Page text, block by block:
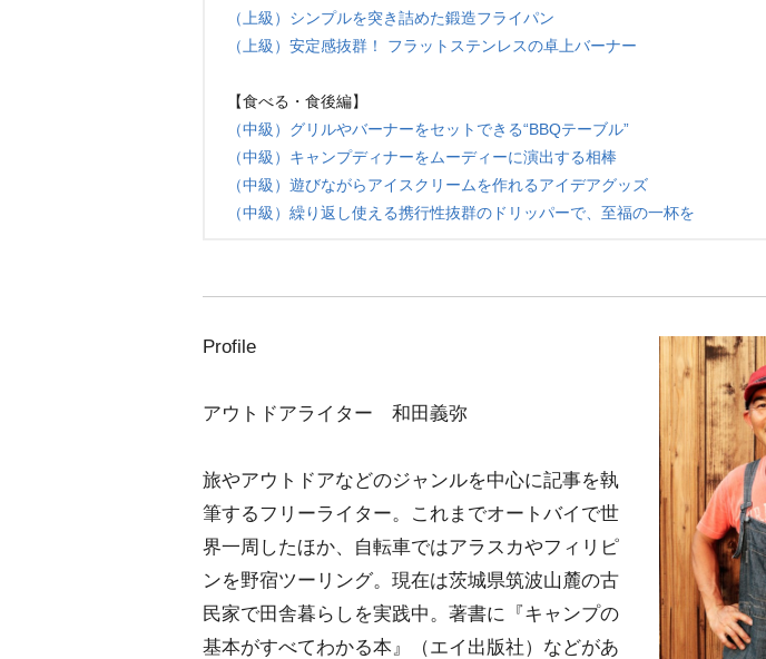
（上級）シンプルを突き詰めた鍛造フライパン
（上級）安定感抜群！ フラットステンレスの卓上バーナー
【食べる・食後編】
（中級）グリルやバーナーをセットできる“BBQテーブル”
（中級）キャンプディナーをムーディーに演出する相棒
（中級）遊びながらアイスクリームを作れるアイデアグッズ
（中級）繰り返し使える携行性抜群のドリッパーで、至福の一杯を
Profile
アウトドアライター 和田義弥
旅やアウトドアなどのジャンルを中心に記事を執
筆するフリーライター。これまでオートバイで世
界一周したほか、自転車ではアラスカやフィリピ
ンを野宿ツーリング。現在は茨城県筑波山麓の古
民家で田舎暮らしを実践中。著書に『キャンプの
基本がすべてわかる本』（エイ出版社）などがあ